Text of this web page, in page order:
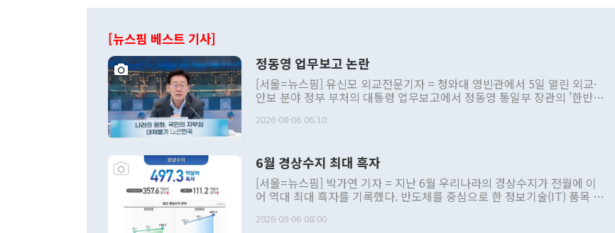
[뉴스핌 베스트 기사]
정동영 업무보고 논란
[서울=뉴스핌] 유신모 외교전문기자 = 청와대 영빈관에서 5일 열린 외교·
안보 분야 정부 부처의 대통령 업무보고에서 정동영 통일부 장관의 '한반도
발언 중에는 정부 내 조율을 거치지 않은 사안을 정책으로 추진하겠다고 공
주의적 희망에 근거한 비현실적 구상'이라는 비판을 내놨다. 그동안 정 장
관의 대북 정책 관련 발언이 물의를 빚은 적은 여러 번 있지만 대통령과 유
관 부처 장관이 공개적으로 부정적 입장을 표명한 것은 이례적이다. 정 장
관의 무리한 대북 접근법과 월권을 제어해야 한다는 목소리도 높아지고 있
다. [정동영 통일부 장관이 지난달 23일 오후 서울 종로구 정부서울청사에
2026-08-06 06:10
6월 경상수지 최대 흑자
[서울=뉴스핌] 박가연 기자 = 지난 6월 우리나라의 경상수지가 전월에 이
어 역대 최대 흑자를 기록했다. 반도체를 중심으로 한 정보기술(IT) 품목 수
료=한국은행] 한국은행이 6일 발표한 '2026년 6월 국제수지(잠정)'에 따르
2026-08-06 08:00